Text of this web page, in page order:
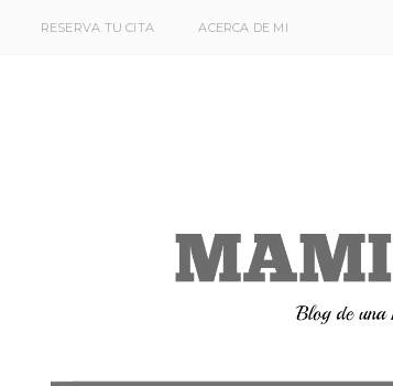
RESERVA TU CITA ACERCA DE MI